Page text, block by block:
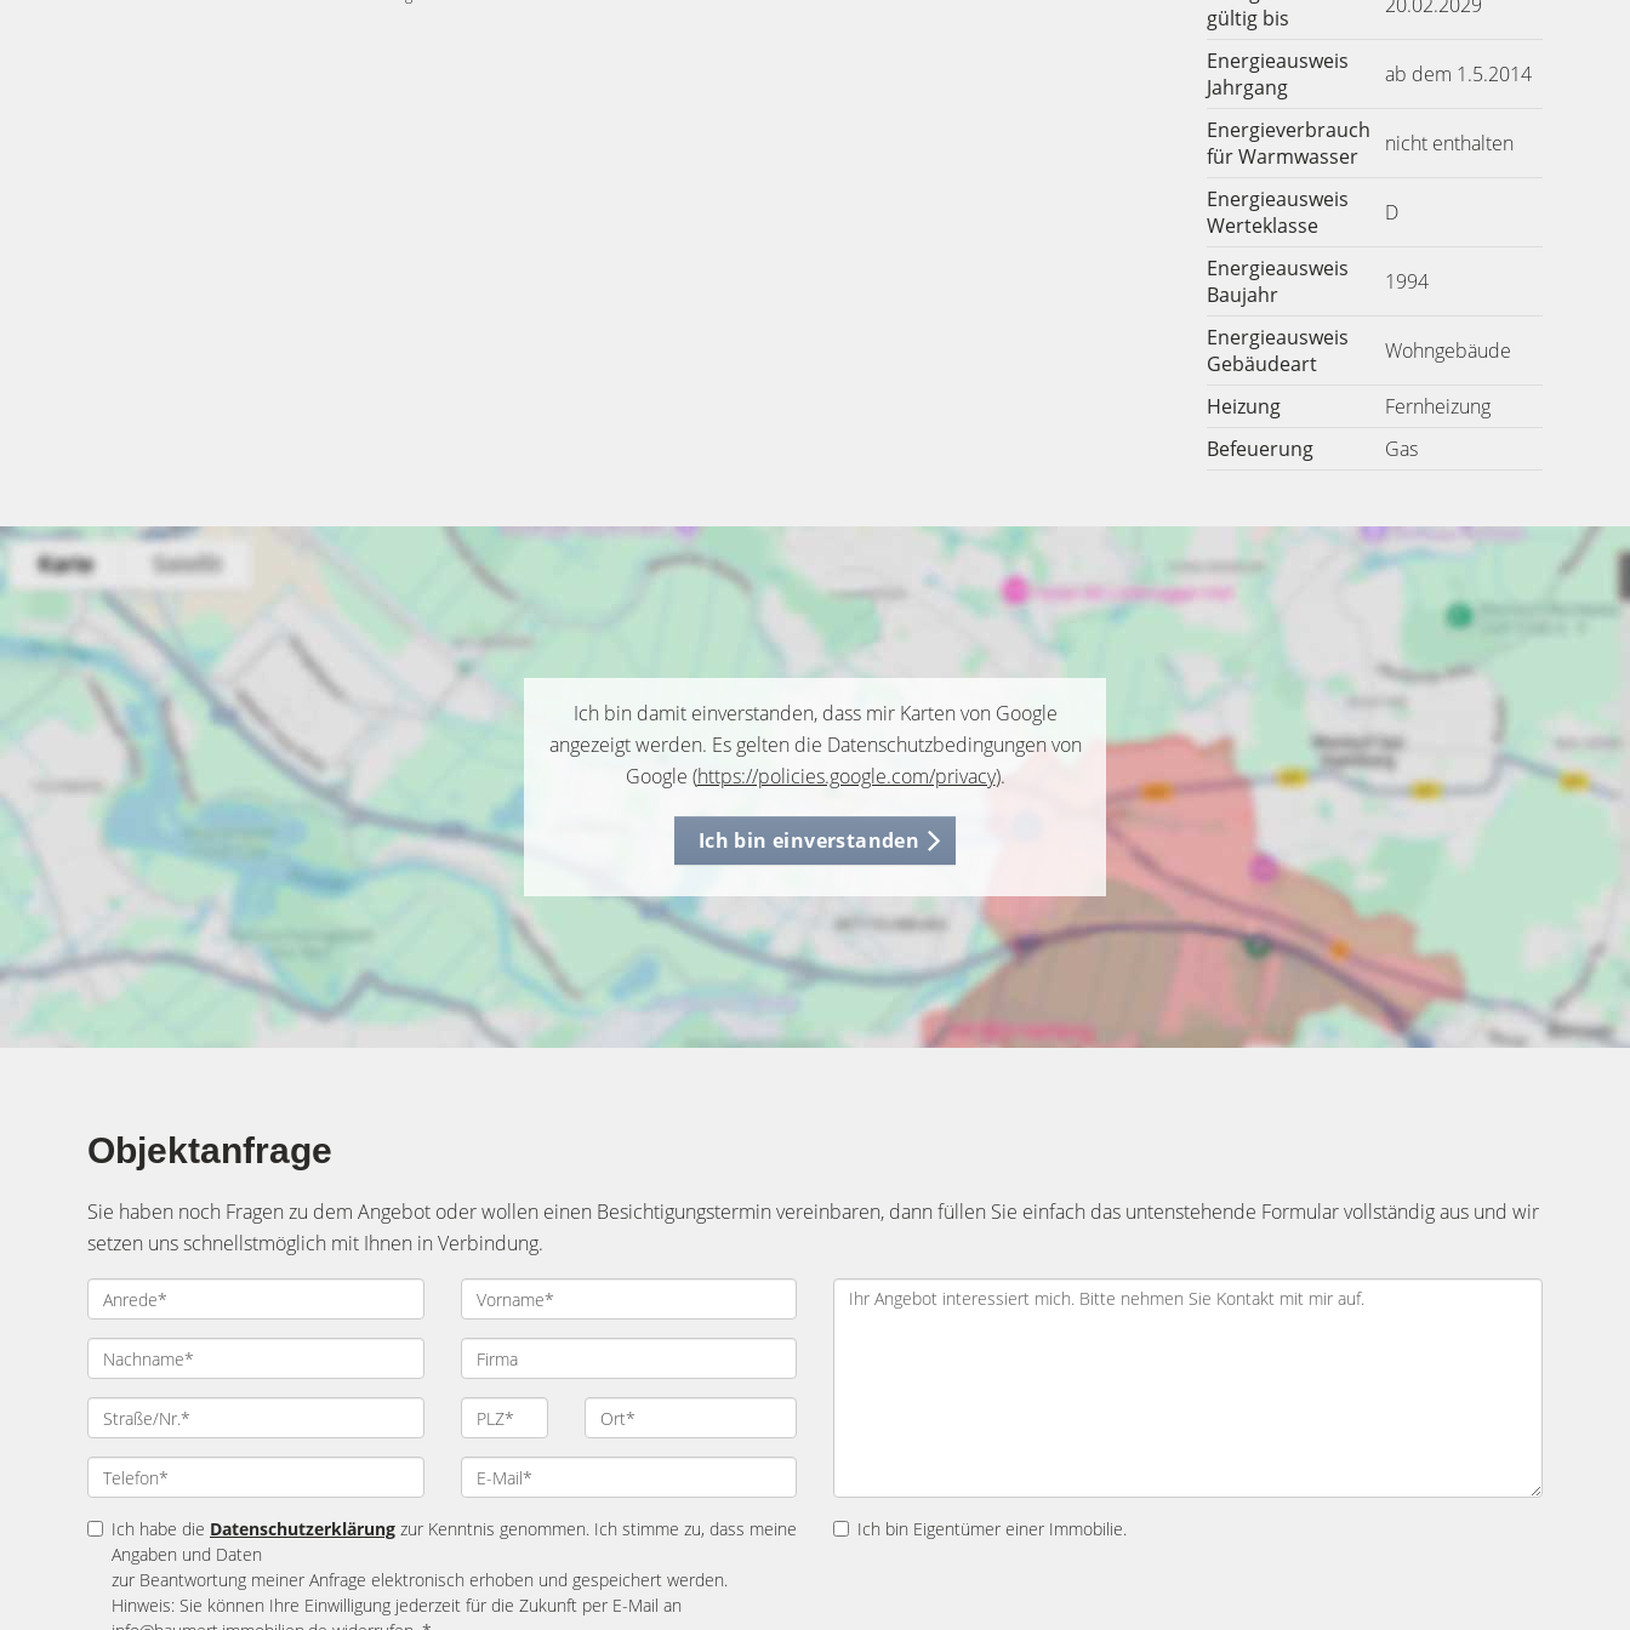
gültig bis
Energieausweis
Jahrgang
ab dem 1.5.2014
Energieverbrauch
für Warmwasser
nicht enthalten
Energieausweis
Werteklasse
D
Energieausweis
Baujahr
1994
Energieausweis
Gebäudeart
Wohngebäude
Heizung
Fernheizung
Befeuerung
Gas
Ich bin damit einverstanden, dass mir Karten von Google
angezeigt werden. Es gelten die Datenschutzbedingungen von
Google (https://policies.google.com/privacy).
Ich bin einverstanden
Objektanfrage
Sie haben noch Fragen zu dem Angebot oder wollen einen Besichtigungstermin vereinbaren, dann füllen Sie einfach das untenstehende Formular vollständig aus und wir
setzen uns schnellstmöglich mit Ihnen in Verbindung.
Ich habe die Datenschutzerklärung zur Kenntnis genommen. Ich stimme zu, dass meine
Angaben und Daten
zur Beantwortung meiner Anfrage elektronisch erhoben und gespeichert werden.
Hinweis: Sie können Ihre Einwilligung jederzeit für die Zukunft per E-Mail an
Ich bin Eigentümer einer Immobilie.